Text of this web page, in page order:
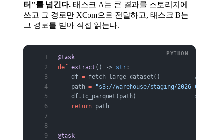
터"를 넘긴다. 태스크 A는 큰 결과를 스토리지에
쓰고 그 경로만 XCom으로 전달하고, 태스크 B는
그 경로를 받아 직접 읽는다.
@task
def extract () -> str :
    df
= fetch_large_dataset() # 큰 데
    path
= "s3://warehouse/staging/2026-06-30/
    df.to_parquet(path)
# 스토
    return
path
@task